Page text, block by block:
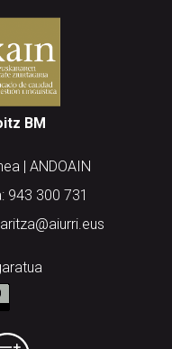
BM
| ANDOAIN
943 300 731